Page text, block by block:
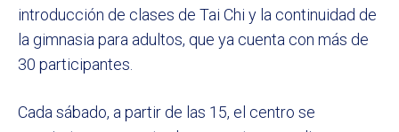
introducción de clases de Tai Chi y la continuidad de
la gimnasia para adultos, que ya cuenta con más de
30 participantes.
Cada sábado, a partir de las 15, el centro se